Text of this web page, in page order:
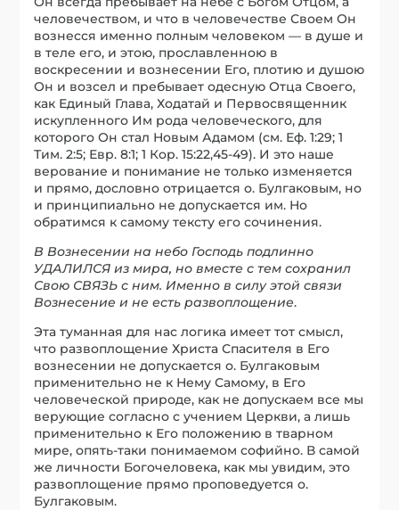
человечеством, и что в человечестве Своем Он
вознесся именно полным человеком — в душе и
в теле его, и этою, прославленною в
воскресении и вознесении Его, плотию и душою
Он и возсел и пребывает одесную Отца Своего,
как Единый Глава, Ходатай и Первосвященник
искупленного Им рода человеческого, для
которого Он стал Новым Адамом (см. Еф. 1:29; 1
Тим. 2:5; Евр. 8:1; 1 Кор. 15:22,45-49). И это наше
верование и понимание не только изменяется
и прямо, дословно отрицается о. Булгаковым, но
и принципиально не допускается им. Но
обратимся к самому тексту его сочинения.
В Вознесении на небо Господь подлинно
УДАЛИЛСЯ из мира, но вместе с тем сохранил
Свою СВЯЗЬ с ним. Именно в силу этой связи
Вознесение и не есть развоплощение.
Эта туманная для нас логика имеет тот смысл,
что развоплощение Христа Спасителя в Его
вознесении не допускается о. Булгаковым
применительно не к Нему Самому, в Его
человеческой природе, как не допускаем все мы
верующие согласно с учением Церкви, а лишь
применительно к Его положению в тварном
мире, опять-таки понимаемом софийно. В самой
же личности Богочеловека, как мы увидим, это
развоплощение прямо проповедуется о.
Булгаковым.